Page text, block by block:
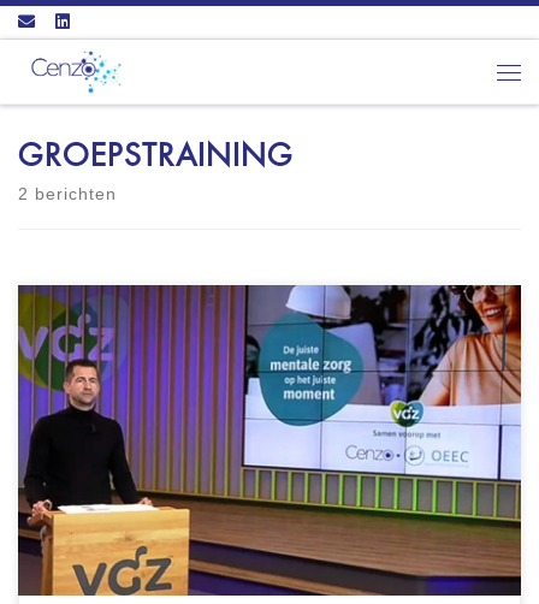
Ga naar inhoud
GROEPSTRAINING
2 berichten
Voor Coöperatie VGZ heeft Cenzo B.V. in
samenwerking met onze samenwerkingspartner
OEEC (Open en Eerlijk Coaching) een zeer
actueel webinar mogen organiseren. Wij zijn
daarin onder meer ingegaan op zeer
belangrijke, urgente onderwerpen als stress- en
verzuim-management en burn-out-preventie. Wat
zijn daarin de cijfers, hoe kun je
signalen/risico's herkennen, […]